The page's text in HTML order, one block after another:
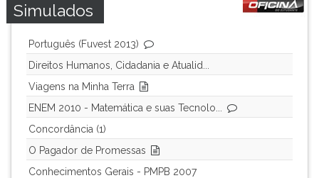
Simulados
Português (Fuvest 2013)
Direitos Humanos, Cidadania e Atualid...
Viagens na Minha Terra
ENEM 2010 - Matemática e suas Tecnolo...
Concordância (1)
O Pagador de Promessas
Conhecimentos Gerais - PMPB 2007